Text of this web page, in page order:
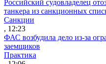
Российский судовладелец
танкера из санкционных
Санкции
, 12:23
ФАС возбудила дело из-за
заемщиков
Практика